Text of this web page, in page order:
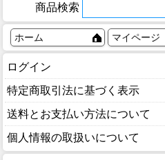
商品検索
ホーム マイページ
ログイン
特定商取引法に基づく表示
送料とお支払い方法について
個人情報の取扱いについて